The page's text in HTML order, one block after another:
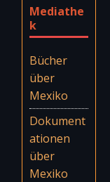
Mediathe
k
Bücher
über
Mexiko
Dokument
ationen
über
Mexiko